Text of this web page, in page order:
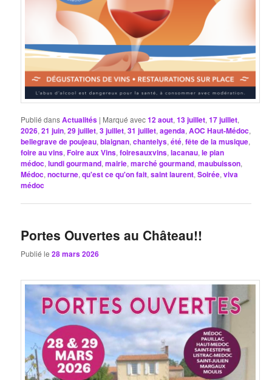
Publié dansActualités | Marqué avec12 aout,13 juillet,17 juillet,
2026,21 juin,29 juillet,3 juillet,31 juillet,agenda,AOC Haut-Médoc,
bellegrave de poujeau,blaignan,chantelys,été,fête de la musique,
foire au vins,Foire aux Vins,foiresauxvins,lacanau,le pian
médoc,lundi gourmand,mairie,marché gourmand,maubuisson,
Médoc,nocturne,qu'est ce qu'on fait,saint laurent,Soirée,viva
médoc
Portes Ouvertes au Château!!
Publié le28 mars 2026